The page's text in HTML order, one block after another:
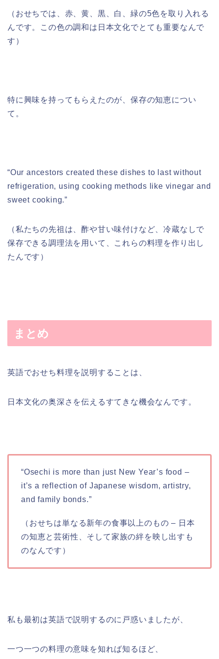
（おせちでは、赤、黄、黒、白、緑の5色を取り入れる
んです。この色の調和は日本文化でとても重要なんで
す）
特に興味を持ってもらえたのが、保存の知恵につい
て。
“Our ancestors created these dishes to last without
refrigeration, using cooking methods like vinegar and
sweet cooking.”
（私たちの先祖は、酢や甘い味付けなど、冷蔵なしで
保存できる調理法を用いて、これらの料理を作り出し
たんです）
まとめ
英語でおせち料理を説明することは、
日本文化の奥深さを伝えるすてきな機会なんです。
“Osechi is more than just New Year’s food –
it’s a reflection of Japanese wisdom, artistry,
and family bonds.”
（おせちは単なる新年の食事以上のもの – 日本
の知恵と芸術性、そして家族の絆を映し出すも
のなんです）
私も最初は英語で説明するのに戸惑いましたが、
一つ一つの料理の意味を知れば知るほど、